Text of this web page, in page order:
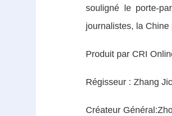
souligné le porte-
journalistes, la
Produit par CRI
Régisseur : Zhang
Créateur